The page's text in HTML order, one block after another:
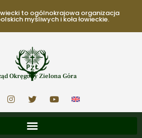
to ogólnokrajowa organizacja
myśliwych i koła łowieckie.
Okręgowy Zielona Góra